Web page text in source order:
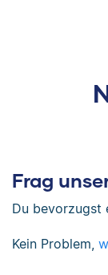
Frag
Du bevorzugst
Kein Problem,